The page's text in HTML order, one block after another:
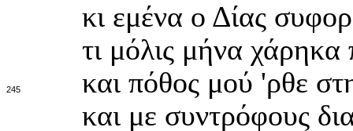
κι εμένα ο Δίας
τι μόλις μήνα χάρηκα
245
και πόθος μού 'ρθε
και με συντρόφους